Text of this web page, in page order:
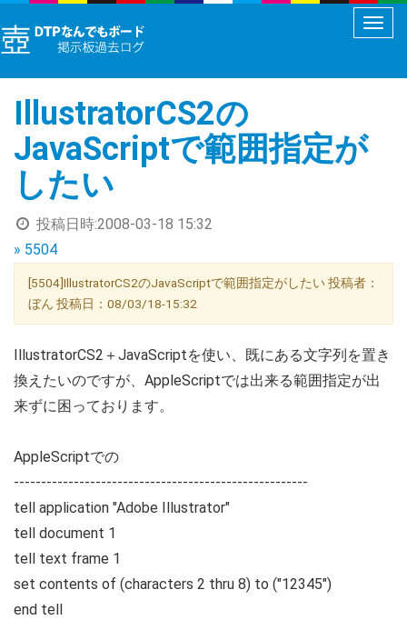
メ
ュ
IllustratorCS2の
JavaScriptで範囲指定が
したい
投稿日時:2008-03-18 15:32
» 5504
[5504]IllustratorCS2のJavaScriptで範囲指定がしたい 投稿者：
ぼん 投稿日：08/03/18-15:32
IllustratorCS2＋JavaScriptを使い、既にある文字列を置き
換えたいのですが、AppleScriptでは出来る範囲指定が出
来ずに困っております。
AppleScriptでの
------------------------------------------------------
tell application "Adobe Illustrator"
tell document 1
tell text frame 1
set contents of (characters 2 thru 8) to ("12345")
end tell